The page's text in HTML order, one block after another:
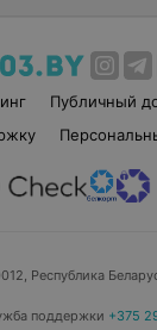
Публичный
Республика
поддержки +375